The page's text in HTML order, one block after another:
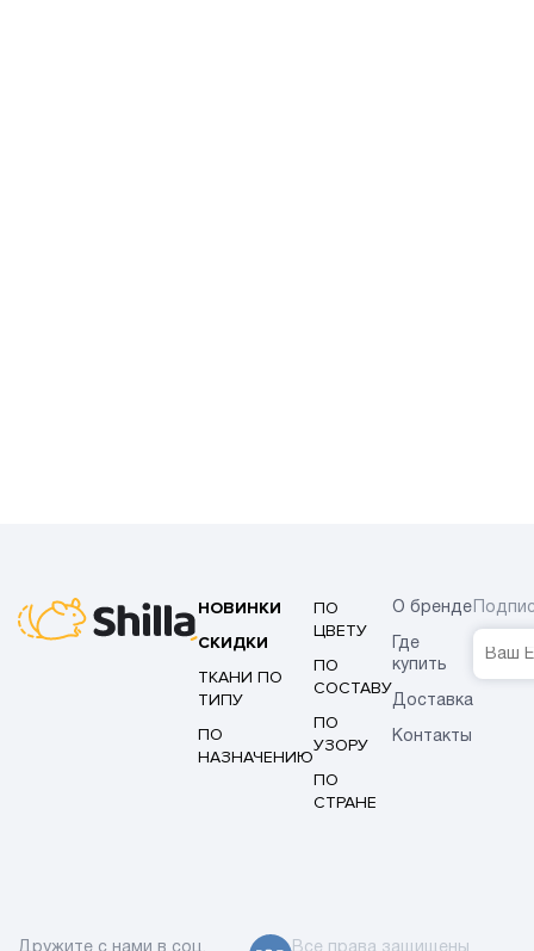
НОВИНКИ
СКИДКИ
ТКАНИ ПО
ТИПУ
ПО
НАЗНАЧЕНИЮ
ПО
ЦВЕТУ
ПО
СОСТАВУ
ПО
УЗОРУ
ПО
СТРАНЕ
О бренде
Где
купить
Доставка
Контакты